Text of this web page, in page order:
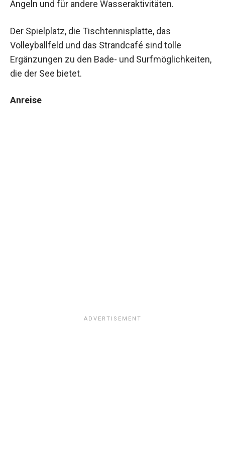
Angeln und für andere Wasseraktivitäten.
Der Spielplatz, die Tischtennisplatte, das
Volleyballfeld und das Strandcafé sind tolle
Ergänzungen zu den Bade- und Surfmöglichkeiten,
die der See bietet.
Anreise